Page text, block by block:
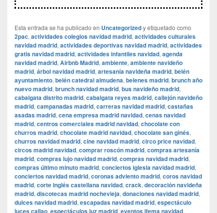
Esta entrada se ha publicado en Uncategorizedy etiquetado como
2pac, actividades colegios navidad madrid, actividades culturales
navidad madrid, actividades deportivas navidad madrid, actividades
gratis navidad madrid, actividades infantiles navidad, agenda
navidad madrid, Airbnb Madrid, ambiente, ambiente navideño
madrid, árbol navidad madrid, artesanía navideña madrid, belén
ayuntamiento, belén catedral almudena, belenes madrid, brunch año
nuevo madrid, brunch navidad madrid, bus navideño madrid,
cabalgata distrito madrid, cabalgata reyes madrid, callejón navideño
madrid, campanadas madrid, carreras navidad madrid, castañas
asadas madrid, cena empresa madrid navidad, cenas navidad
madrid, centros comerciales madrid navidad, chocolate con
churros madrid, chocolate madrid navidad, chocolate san ginés,
churros navidad madrid, cine navidad madrid, circo price navidad,
circos madrid navidad, comprar roscón madrid, compras artesanía
madrid, compras lujo navidad madrid, compras navidad madrid,
compras último minuto madrid, conciertos iglesia navidad madrid,
conciertos navidad madrid, coronas adviento madrid, coros navidad
madrid, corte inglés castellana navidad, crack, decoración navideña
madrid, discotecas madrid nochevieja, donaciones navidad madrid,
dulces navidad madrid, escapadas navidad madrid, espectáculo
luces callao, espectáculos luz madrid, eventos ifema navidad,